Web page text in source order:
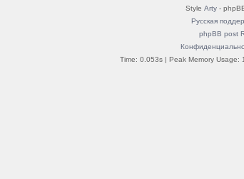
Style Arty -
Русская
phpBB post
Time: 0.053s | Peak Memory